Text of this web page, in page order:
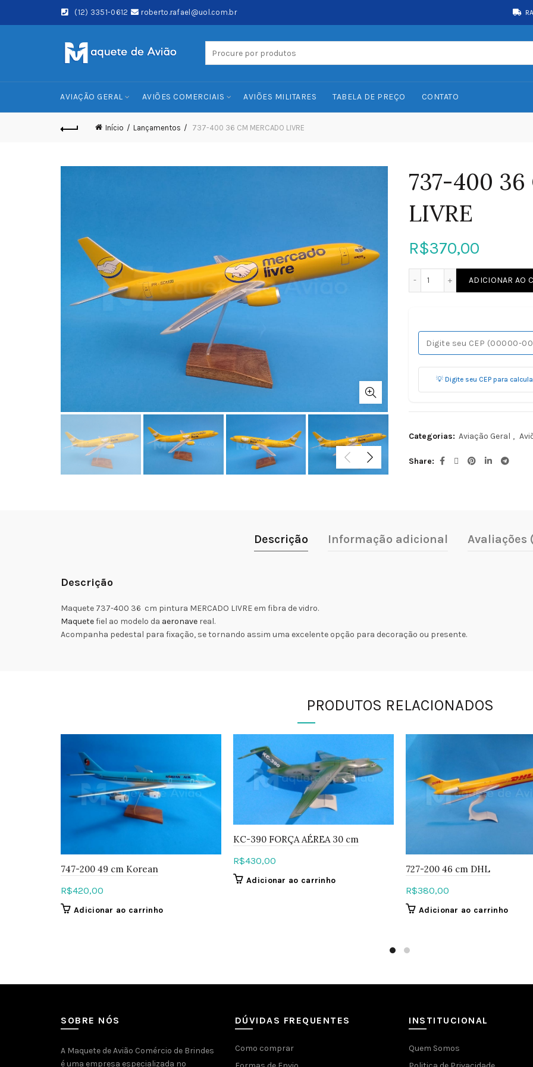
(12) 3351-0612 roberto.rafael@uol.com.br
AVIAÇÃO GERAL AVIÕES COMERCIAIS AVIÕES MILITARES TABELA DE PREÇO CONTATO
Início Lançamentos 737-400 36 CM MERCADO LIVRE
737-400 36
LIVRE
R$370,00
ADICIONAR AO
💡 Digite seu CEP para
Categorias: Aviação Geral ,
Share
Descrição Informação adicional Avaliações
Descrição
Maquete 737-400 36 cm pintura MERCADO LIVRE em fibra de vidro.
Maquetefiel ao modelo da aeronave real.
Acompanha pedestal para fixação, se tornando assim uma excelente opção para decoração ou presente.
PRODUTOS RELACIONADOS
747-200 49 cm Korean
R$420,00
Adicionar ao carrinho
KC-390 FORÇA AÉREA 30 cm
R$430,00
Adicionar ao carrinho
727-200 46 cm DHL
R$380,00
Adicionar ao carrinho
SOBRE NÓS
A Maquete de Avião Comércio de Brindes
é uma empresa especializada no
DÚVIDAS FREQUENTES
Como comprar
INSTITUCIONAL
Quem Somos